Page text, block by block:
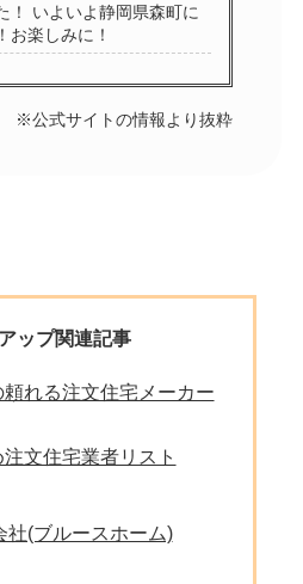
！ いよいよ静岡県森町に
お楽しみに！
※公式サイトの情報より抜粋
ップ関連記事
れる注文住宅メーカー
文住宅業者リスト
社(ブルースホーム)